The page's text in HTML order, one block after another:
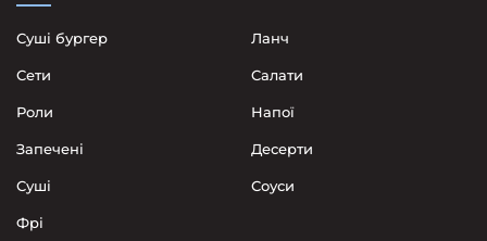
Суші бургер
Сети
Роли
Запечені
Суші
Фрі
Ланч
Cалати
Напої
Десерти
Соуси